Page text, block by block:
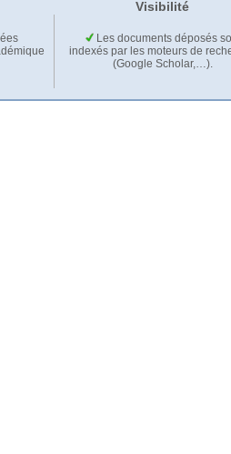
Visibilité
Les documents déposés
indexés par les moteurs de
(Google Scholar,…).